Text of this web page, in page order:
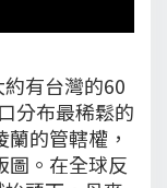
有台灣的60
分布最稀鬆的
的管轄權，
圖。在全球反